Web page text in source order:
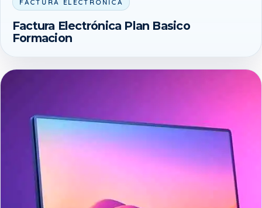
FACTURA ELECTRÓNICA
Factura Electrónica Plan Basico
Formacion